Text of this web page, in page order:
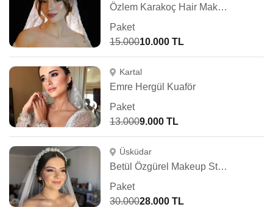
Özlem Karakoç Hair Make Up Artist
Paket
15.00010.000 TL
Kartal
Emre Hergül Kuaför
Paket
13.0009.000 TL
Üsküdar
Betül Özgürel Makeup Studio
Paket
30.00028.000 TL